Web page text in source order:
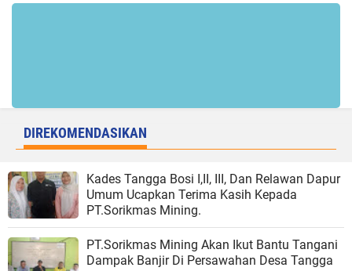
DIREKOMENDASIKAN
Kades Tangga Bosi I,II, III, Dan Relawan Dapur
Umum Ucapkan Terima Kasih Kepada
PT.Sorikmas Mining.
PT.Sorikmas Mining Akan Ikut Bantu Tangani
Dampak Banjir Di Persawahan Desa Tangga